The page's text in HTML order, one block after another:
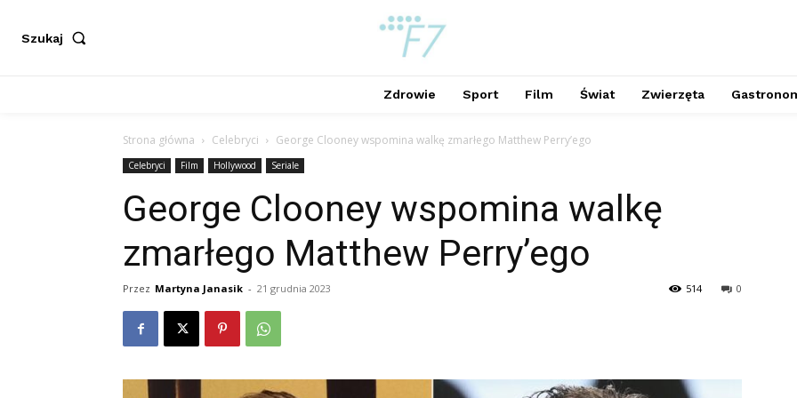
Szukaj
Zdrowie Sport Film Świat Zwierzęta
Strona główna Celebryci George Clooney wspomina walkę zmarłego Matthew Perry’ego
Celebryci Film Hollywood Seriale
George Clooney wspomina walkę
zmarłego Matthew Perry’ego
Przez Martyna Janasik - 21 grudnia 2023 0
514